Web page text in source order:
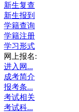
新生复查
新生报到
学籍查询
学籍注册
学习形式
网上报名:
进入网...
成考简介
报考条...
考试相关
考试科...